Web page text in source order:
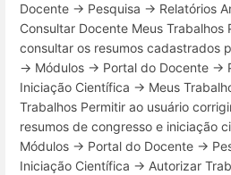
Docente → Pesquisa → Relatórios
Consultar Docente Meus Trabalhos
consultar os resumos cadastrados
→ Módulos → Portal do Docente →
Iniciação Científica → Meus
Trabalhos Permitir ao usuário
resumos de congresso e iniciação
Módulos → Portal do Docente →
Iniciação Científica → Autorizar